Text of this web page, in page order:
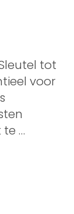
tot
voor
…